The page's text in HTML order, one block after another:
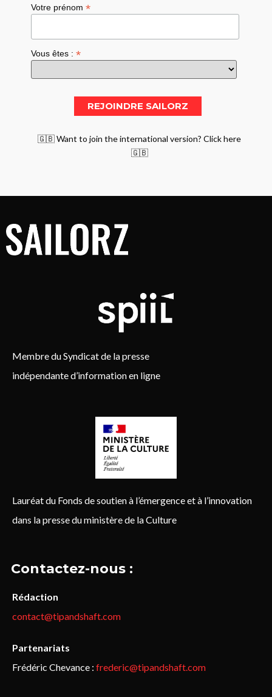
Votre prénom*
Vous êtes :*
🇬🇧 Want to join the international version? Click here
🇬🇧
Membre du Syndicat de la presse
indépendante d’information en ligne
Lauréat du Fonds de soutien à l’émergence et à l’innovation
dans la presse du ministère de la Culture
Contactez-nous :
Rédaction
contact@tipandshaft.com
Partenariats
Frédéric Chevance : frederic@tipandshaft.com